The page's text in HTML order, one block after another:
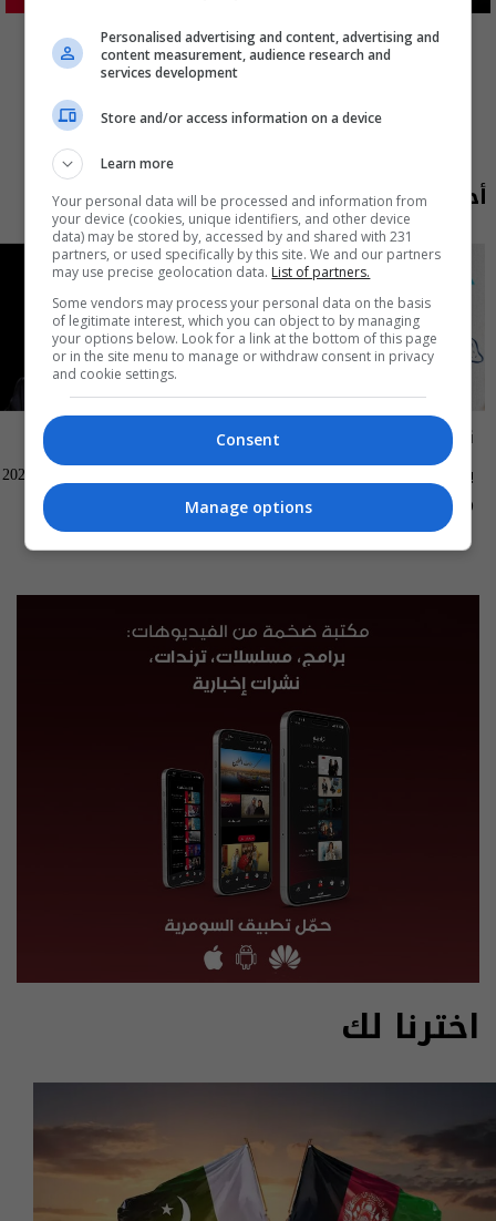
المزيد
أحدث الحلقات
ناس وناس
بغداد الصدرية - ناس وناس م٩ -
الحلقة ٩٦ | الموسم 9
04:00 | 2026-08-09
العراق في دقيقة
العراق في دقيقة 08-08-2026 | 2026
13:00 | 2026-08-08
اخترنا لك
Personalised advertising and content, advertising and
content measurement, audience research and
services development
Store and/or access information on a device
Learn more
Your personal data will be processed and information from
your device (cookies, unique identifiers, and other device
data) may be stored by, accessed by and shared with 231
partners, or used specifically by this site. We and our partners
may use precise geolocation data. List of partners.
Some vendors may process your personal data on the basis
of legitimate interest, which you can object to by managing
your options below. Look for a link at the bottom of this page
or in the site menu to manage or withdraw consent in privacy
and cookie settings.
Consent
Manage options